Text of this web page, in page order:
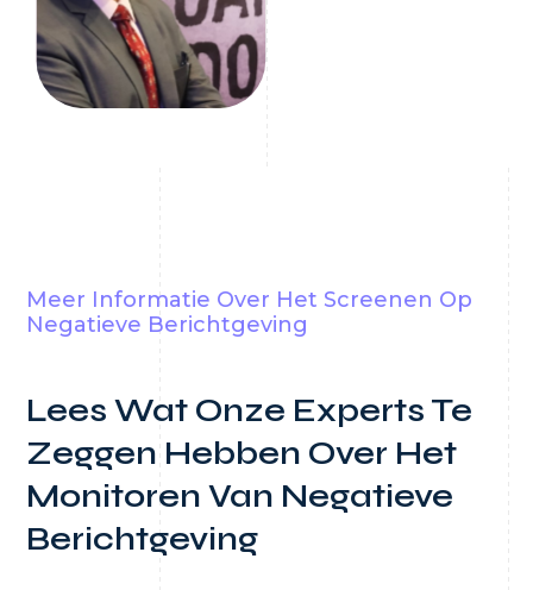
Meer Informatie Over Het Screenen Op
Negatieve Berichtgeving
Lees Wat Onze Experts Te
Zeggen Hebben Over Het
Monitoren Van Negatieve
Berichtgeving